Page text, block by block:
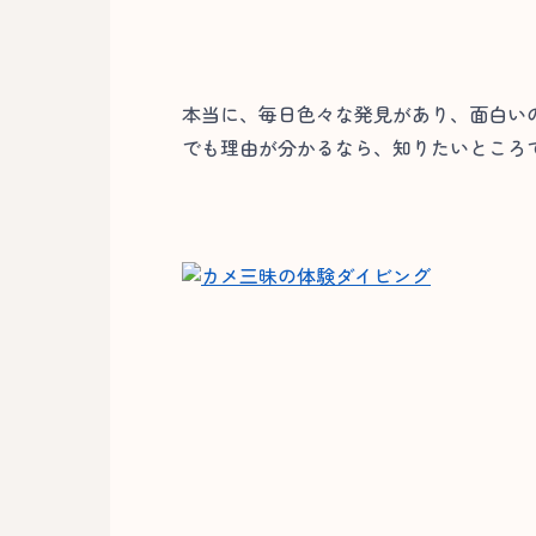
本当に、毎日色々な発見があり、面白い
でも理由が分かるなら、知りたいとこ